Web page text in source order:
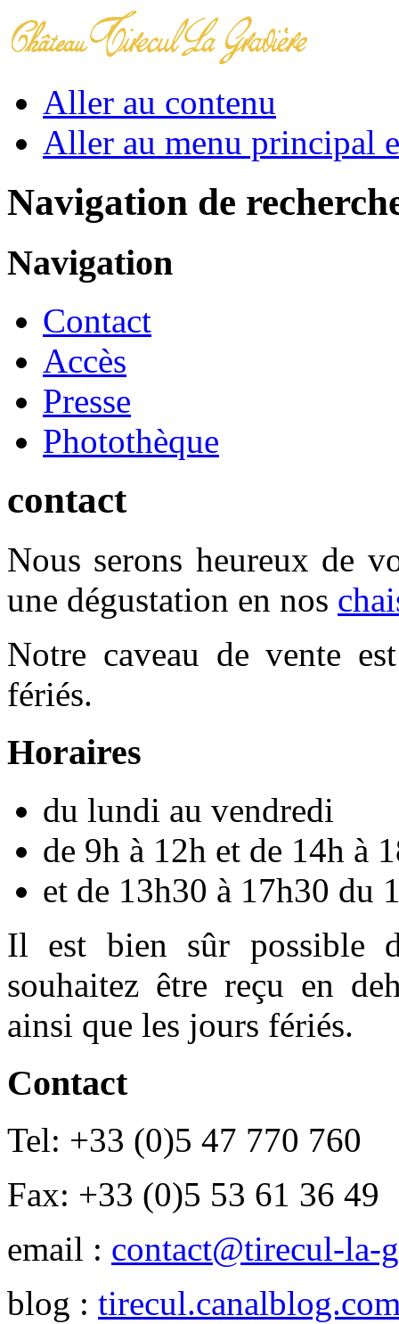
Aller au contenu
Aller au menu principal
Navigation de
Navigation
Contact
Accès
Presse
Photothèque
contact
Nous serons heureux de
une dégustation en nos
Notre caveau de vente
fériés.
Horaires
du lundi au vendredi
de 9h à 12h et de 14h à
et de 13h30 à 17h30 du
Il est bien sûr possible
souhaitez être reçu en
ainsi que les jours fériés.
Contact
Tel: +33 (0)5 47 770 760
Fax: +33 (0)5 53 61 36 49
email : contact@tirecul-la-
blog :